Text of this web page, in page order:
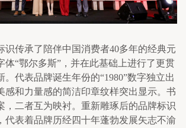
传承了陪伴中国消费者40多年的经典元
“鄂尔多斯”，并在此基础上进行了更贯
。代表品牌诞生年份的“1980”数字独立出
感和力量感的简洁印章纹样突出显示。书
，二者互为映衬。重新雕琢后的品牌标识
代表着品牌历经四十年蓬勃发展矢志不渝